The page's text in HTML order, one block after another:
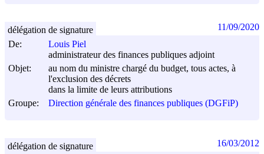
De:
Louis Piel
administrateur des finances publiques adjoint
Objet:
au nom du ministre chargé du budget, tous actes, à
l'exclusion des décrets
dans la limite de leurs attributions
Groupe:
Direction générale des finances publiques (DGFiP)
délégation de signature 11/09/2020
délégation de signature 16/03/2012